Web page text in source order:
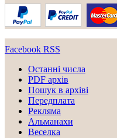
Facebook RSS
Останні числа
PDF архів
Пошук в архіві
Передплата
Рекляма
Альманахи
Веселка